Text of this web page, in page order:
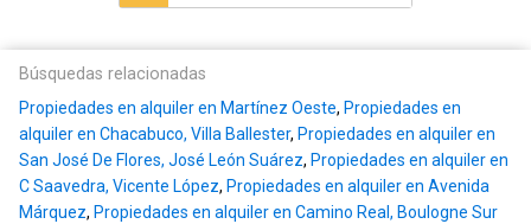
Búsquedas relacionadas
Propiedades en alquiler en Martínez Oeste, Propiedades en
alquiler en Chacabuco, Villa Ballester, Propiedades en alquiler en
San José De Flores, José León Suárez, Propiedades en alquiler en
C Saavedra, Vicente López, Propiedades en alquiler en Avenida
Márquez, Propiedades en alquiler en Camino Real, Boulogne Sur